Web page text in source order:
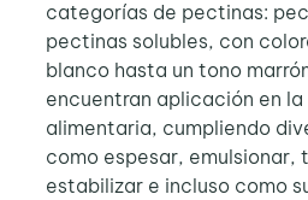
categorías de pectinas:
pectinas solubles, con
blanco hasta un tono
encuentran aplicación en
alimentaria, cumpliendo
como espesar, emulsionar,
estabilizar e incluso como